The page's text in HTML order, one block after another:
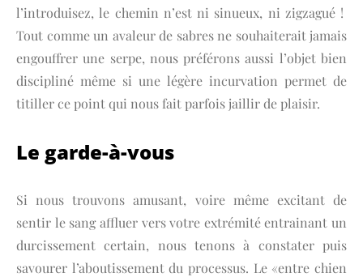
l’introduisez, le chemin n’est ni sinueux, ni zigzagué !
Tout comme un avaleur de sabres ne souhaiterait jamais
engouffrer une serpe, nous préférons aussi l’objet bien
discipliné même si une légère incurvation permet de
titiller ce point qui nous fait parfois jaillir de plaisir.
Le garde-à-vous
Si nous trouvons amusant, voire même excitant de
sentir le sang affluer vers votre extrémité entrainant un
durcissement certain, nous tenons à constater puis
savourer l’aboutissement du processus. Le «entre chien